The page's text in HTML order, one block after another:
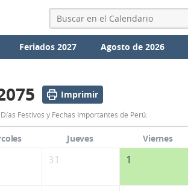
Feriados 2027 Agosto de 2026
Calendario
Noviembre
2075
Imprimir
Festivos y Fechas Importantes de Perú.
Jueves Viernes
31 1